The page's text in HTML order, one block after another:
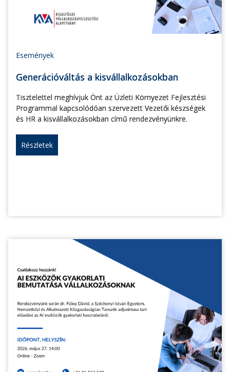
Események
Generációváltás a kisvállalkozásokban
Tisztelettel meghívjuk Önt az Üzleti Környezet Fejlesztési
Programmal kapcsolódóan szervezett Vezetői készségek
és HR a kisvállalkozásokban című rendezvényünkre.
Részletek